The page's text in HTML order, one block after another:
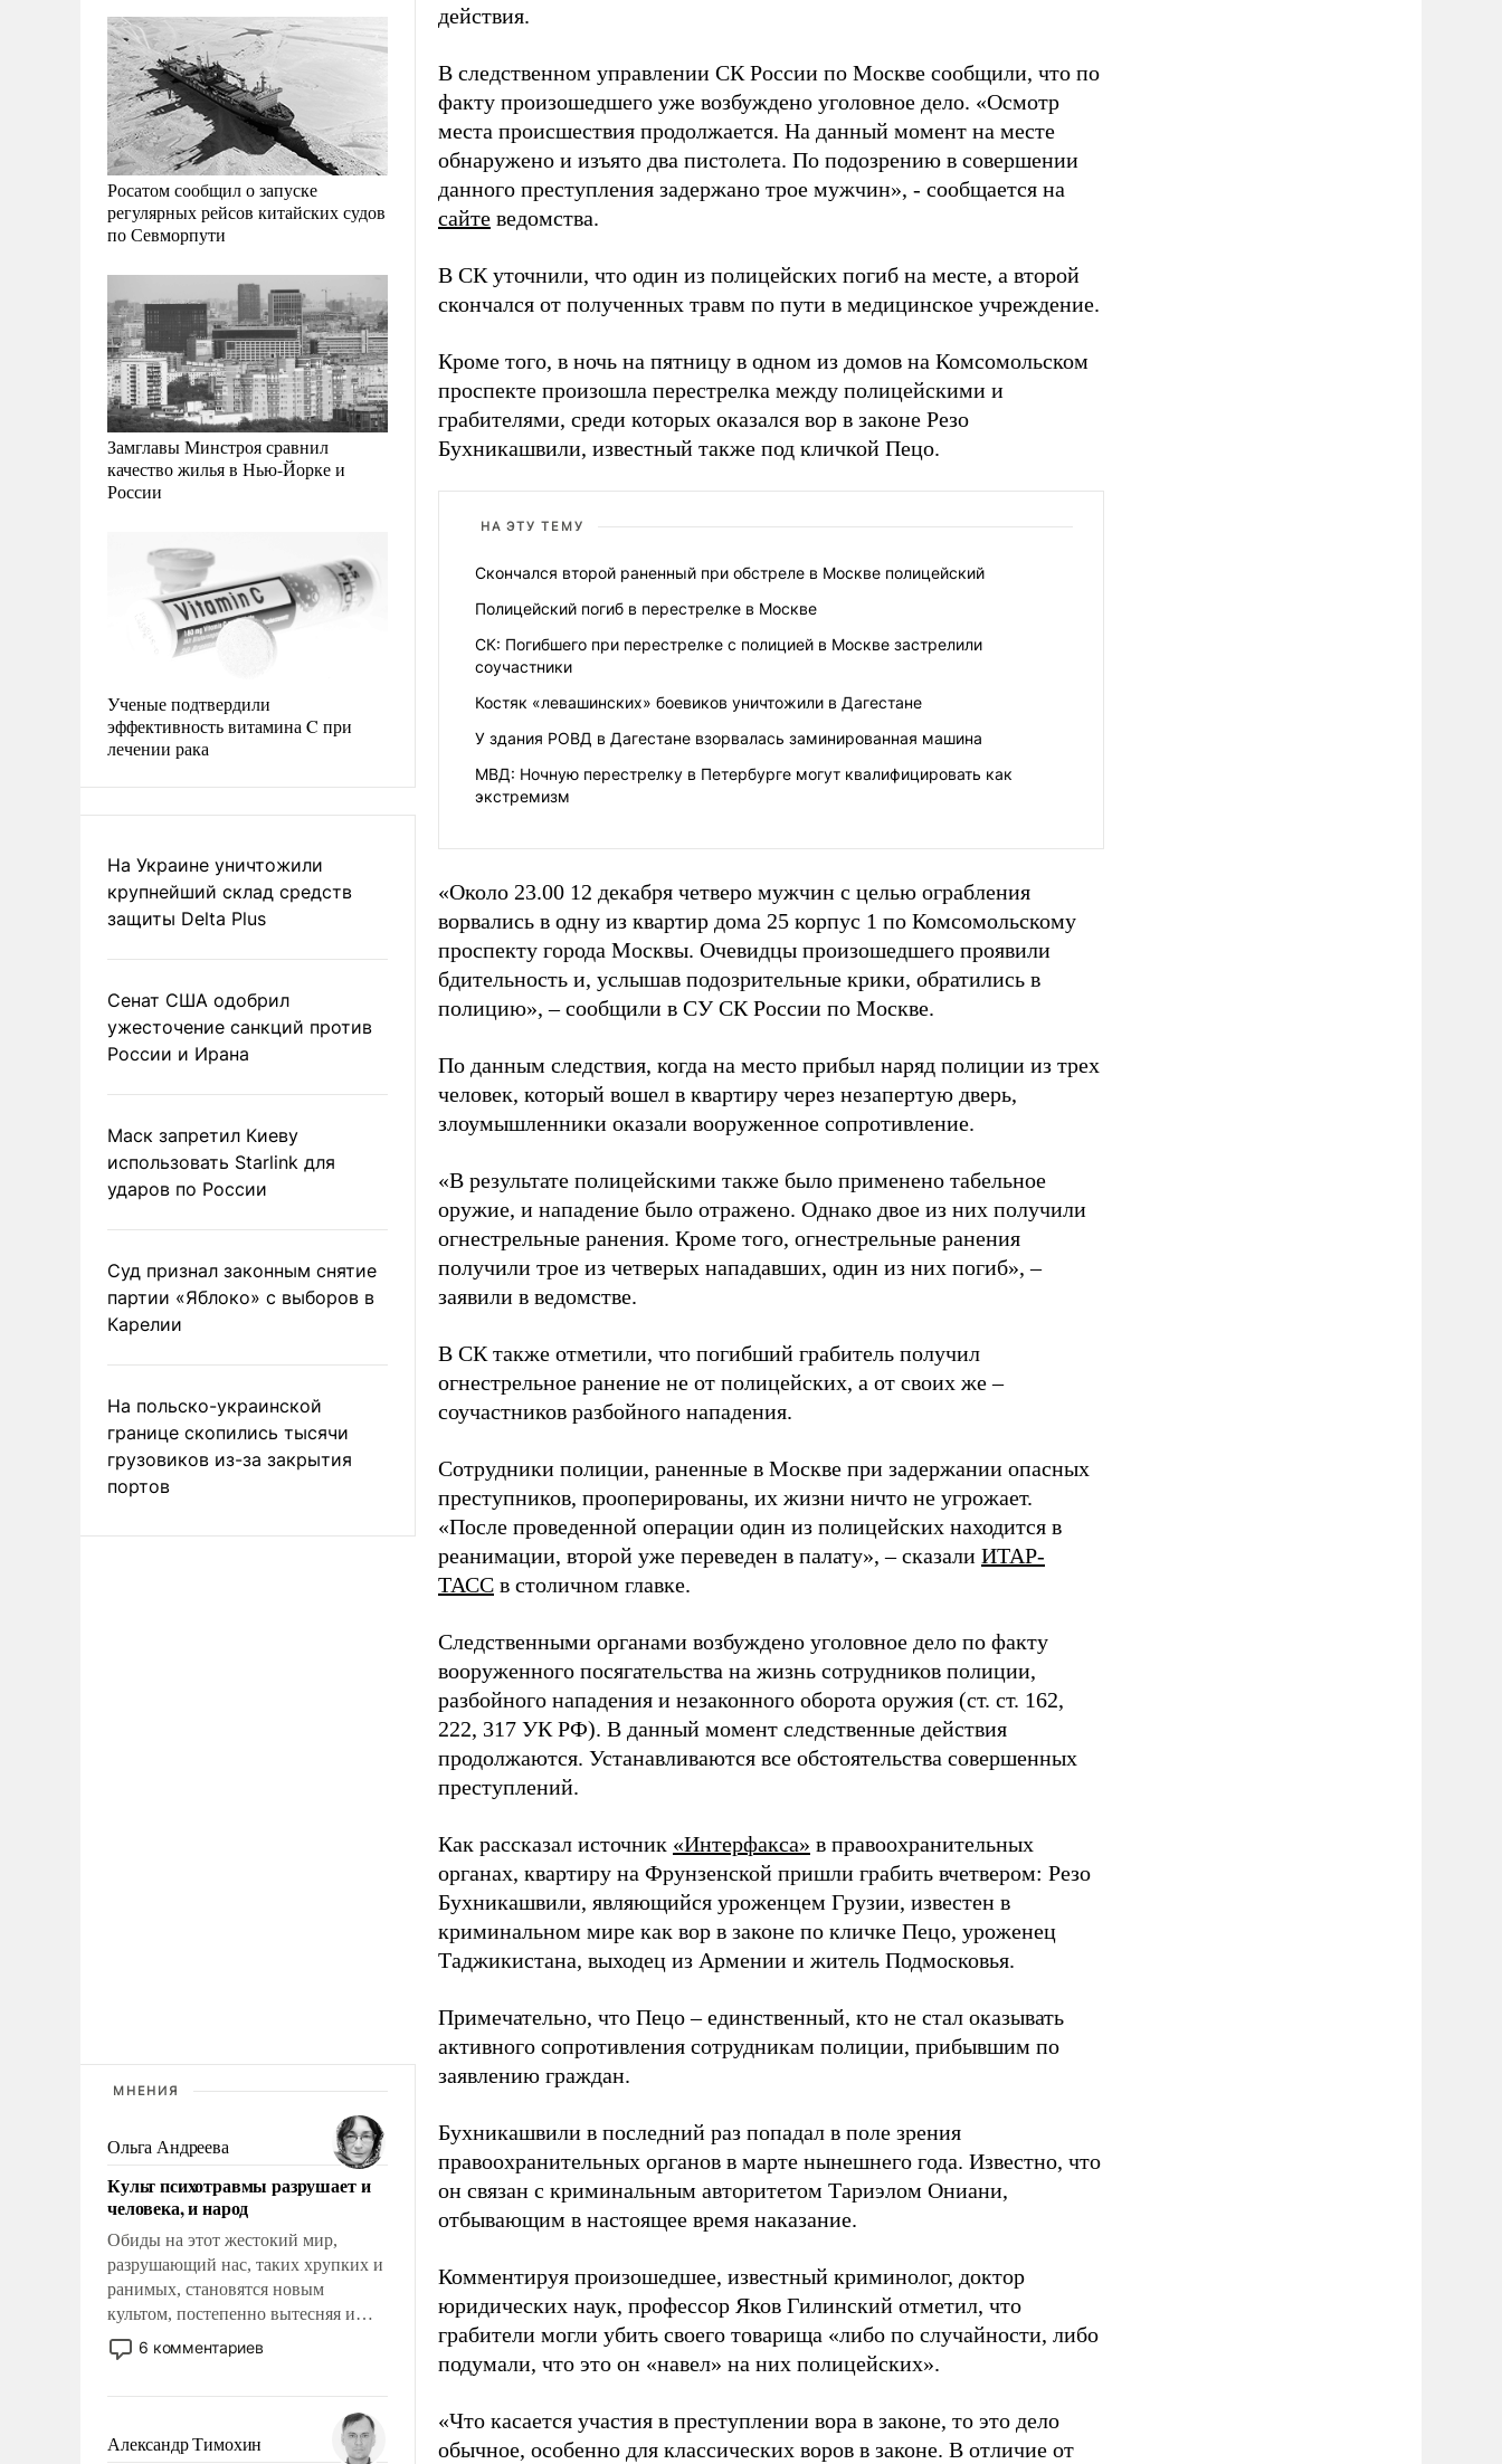
Росатом сообщил о запуске
регулярных рейсов китайских судов
по Севморпути
Замглавы Минстроя сравнил
качество жилья в Нью-Йорке и
России
Ученые подтвердили
эффективность витамина C при
лечении рака
На Украине уничтожили
крупнейший склад средств
защиты Delta Plus
Сенат США одобрил
ужесточение санкций против
России и Ирана
Маск запретил Киеву
использовать Starlink для
ударов по России
Суд признал законным снятие
партии «Яблоко» с выборов в
Карелии
На польско-украинской
границе скопились тысячи
грузовиков из-за закрытия
портов
МНЕНИЯ
Ольга Андреева
Культ психотравмы разрушает и
человека, и народ
Обиды на этот жестокий мир,
разрушающий нас, таких хрупких и
ранимых, становятся новым
культом, постепенно вытесняя и
отменяя традиционное требование к
человеку – быть мужественным и
на себя ответственность, помогать
слабым, идти вперед и
6 комментариев
Александр Тимохин
действия.
В следственном управлении СК России по Москве сообщили, что по
факту произошедшего уже возбуждено уголовное дело. «Осмотр
места происшествия продолжается. На данный момент на месте
обнаружено и изъято два пистолета. По подозрению в совершении
данного преступления задержано трое мужчин», - сообщается на
сайте ведомства.
В СК уточнили, что один из полицейских погиб на месте, а второй
скончался от полученных травм по пути в медицинское учреждение.
Кроме того, в ночь на пятницу в одном из домов на Комсомольском
проспекте произошла перестрелка между полицейскими и
грабителями, среди которых оказался вор в законе Резо
Бухникашвили, известный также под кличкой Пецо.
НА ЭТУ ТЕМУ
Скончался второй раненный при обстреле в Москве полицейский
Полицейский погиб в перестрелке в Москве
СК: Погибшего при перестрелке с полицией в Москве застрелили
соучастники
Костяк «левашинских» боевиков уничтожили в Дагестане
У здания РОВД в Дагестане взорвалась заминированная машина
МВД: Ночную перестрелку в Петербурге могут квалифицировать как
экстремизм
«Около 23.00 12 декабря четверо мужчин с целью ограбления
ворвались в одну из квартир дома 25 корпус 1 по Комсомольскому
проспекту города Москвы. Очевидцы произошедшего проявили
бдительность и, услышав подозрительные крики, обратились в
полицию», – сообщили в СУ СК России по Москве.
По данным следствия, когда на место прибыл наряд полиции из трех
человек, который вошел в квартиру через незапертую дверь,
злоумышленники оказали вооруженное сопротивление.
«В результате полицейскими также было применено табельное
оружие, и нападение было отражено. Однако двое из них получили
огнестрельные ранения. Кроме того, огнестрельные ранения
получили трое из четверых нападавших, один из них погиб», –
заявили в ведомстве.
В СК также отметили, что погибший грабитель получил
огнестрельное ранение не от полицейских, а от своих же –
соучастников разбойного нападения.
Сотрудники полиции, раненные в Москве при задержании опасных
преступников, прооперированы, их жизни ничто не угрожает.
«После проведенной операции один из полицейских находится в
реанимации, второй уже переведен в палату», – сказали ИТАР-
ТАСС в столичном главке.
Следственными органами возбуждено уголовное дело по факту
вооруженного посягательства на жизнь сотрудников полиции,
разбойного нападения и незаконного оборота оружия (ст. ст. 162,
222, 317 УК РФ). В данный момент следственные действия
продолжаются. Устанавливаются все обстоятельства совершенных
преступлений.
Как рассказал источник «Интерфакса» в правоохранительных
органах, квартиру на Фрунзенской пришли грабить вчетвером: Резо
Бухникашвили, являющийся уроженцем Грузии, известен в
криминальном мире как вор в законе по кличке Пецо, уроженец
Таджикистана, выходец из Армении и житель Подмосковья.
Примечательно, что Пецо – единственный, кто не стал оказывать
активного сопротивления сотрудникам полиции, прибывшим по
заявлению граждан.
Бухникашвили в последний раз попадал в поле зрения
правоохранительных органов в марте нынешнего года. Известно, что
он связан с криминальным авторитетом Тариэлом Ониани,
отбывающим в настоящее время наказание.
Комментируя произошедшее, известный криминолог, доктор
юридических наук, профессор Яков Гилинский отметил, что
грабители могли убить своего товарища «либо по случайности, либо
подумали, что это он «навел» на них полицейских».
«Что касается участия в преступлении вора в законе, то это дело
обычное, особенно для классических воров в законе. В отличие от